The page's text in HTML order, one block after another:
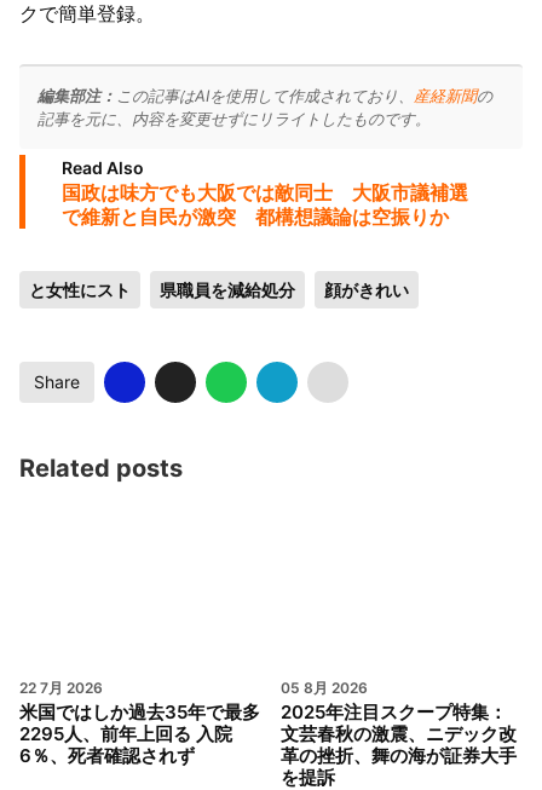
クで簡単登録。
編集部注： この記事はAIを使用して作成されており、 産経新聞の
記事を元に、内容を変更せずにリライトしたものです。
Read Also
国政は味方でも大阪では敵同士 大阪市議補選
で維新と自民が激突 都構想議論は空振りか
と女性にスト 県職員を減給処分 顔がきれい
Share
Related posts
22 7月 2026
米国ではしか過去35年で最多
2295人、前年上回る 入院
6％、死者確認されず
05 8月 2026
2025年注目スクープ特集：
文芸春秋の激震、ニデック改
革の挫折、舞の海が証券大手
を提訴